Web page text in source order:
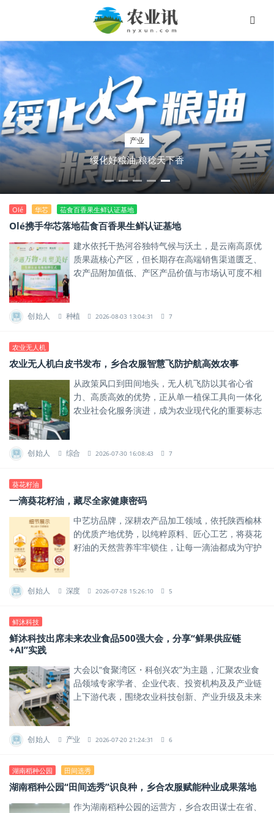
产业
绥化好粮油,粮稔天下香
Olé 华芯 苮食百香果生鲜认证基地
Olé携手华芯落地苮食百香果生鲜认证基地
建水依托干热河谷独特气候与沃土，是云南高原优
质果蔬核心产区，但长期存在高端销售渠道匮乏、
农产品附加值低、产区产品价值与市场认可度不相
创始人 种植 2026-08-03 13:04:31 7
农业无人机
农业无人机白皮书发布，乡合农服智慧飞防护航高效农事
从政策风口到田间地头，无人机飞防以其省心省
力、高质高效的优势，正从单一植保工具向一体化
农业社会化服务演进，成为农业现代化的重要标志
创始人 综合 2026-07-30 16:08:43 7
葵花籽油
一滴葵花籽油，藏尽全家健康密码
中艺坊品牌，深耕农产品加工领域，依托陕西榆林
的优质产地优势，以纯粹原料、匠心工艺，将葵花
籽油的天然营养牢牢锁住，让每一滴油都成为守护
创始人 深度 2026-07-28 15:26:10 5
鲜沐科技
鲜沐科技出席未来农业食品500强大会，分享“鲜果供应链
+AI”实践
大会以“食聚湾区・科创兴农”为主题，汇聚农业食
品领域专家学者、企业代表、投资机构及及产业链
上下游代表，围绕农业科技创新、产业升级及未来
创始人 产业 2026-07-20 21:24:31 6
湖南稻种公园 田间选秀
湖南稻种公园“田间选秀”识良种，乡合农服赋能种业成果落地
作为湖南稻种公园的运营方，乡合农田谋士在省、